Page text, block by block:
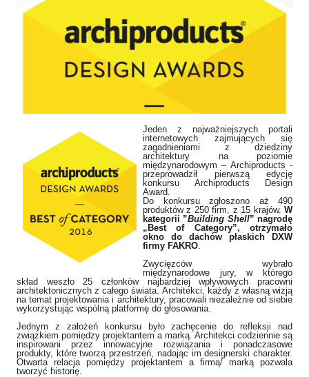
Okno do dachów płaskich DXW zostało wyróżnione nagrodą w
Jeden z najważniejszych portali
internetowych zajmujących się
zagadnieniami z dziedziny
architektury na poziomie
międzynarodowym – Archiproducts -
przeprowadził pierwszą edycję
konkursu Archiproducts Design
Award.
Do konkursu zgłoszono aż 490
produktów z 250 firm, z 15 krajów. W
kategorii ”Building Shell” nagrodę
„Best of Category”, otrzymało
okno do dachów płaskich DXW
firmy FAKRO
Zwycięzców wybrało
międzynarodowe jury, w którego
skład weszło 25 członków najbardziej wpływowych pracowni
architektonicznych z całego świata. Architekci, każdy z własną wizją
na temat projektowania i architektury, pracowali niezależnie od siebie
wykorzystując wspólną platformę do głosowania.
Jednym z założeń konkursu było zachęcenie do refleksji nad
związkiem pomiędzy projektantem a marką. Architekci codziennie są
inspirowani przez innowacyjne rozwiązania i ponadczasowe
produkty, które tworzą przestrzeń, nadając im designerski charakter.
Otwarta relacja pomiędzy projektantem a firmą/ marką pozwala
tworzyć historię.